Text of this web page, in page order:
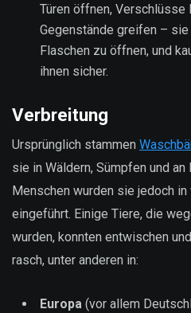
Türen öffnen, Verschlüsse
Gegenstände greifen –
Flaschen zu öffnen, und
ihnen sicher.
Verbreitung
Ursprünglich stammen
sie in Wäldern, Sümpfen und
Menschen wurden sie jedoch
eingeführt. Einige Tiere, die
wurden, konnten entwischen
rasch, unter anderen in:
Europa (vor allem